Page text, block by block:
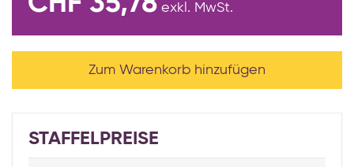
exkl. MwSt.
Zum Warenkorb hinzufügen
STAFFELPREISE